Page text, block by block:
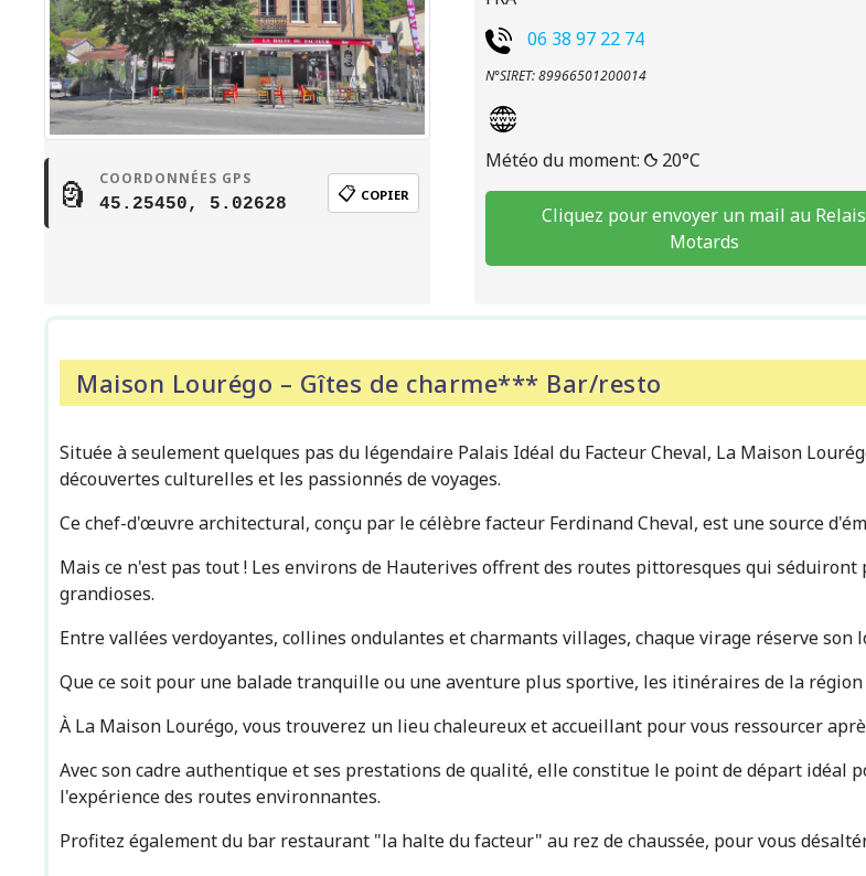
🗿 COORDONNÉES GPS
45.25450, 5.02628 📋 COPIER
06 38 97 22 74
N°SIRET: 89966501200014
Météo du moment: 20°C
Cliquez pour envoyer un mail au Relais
Motards
Maison Lourégo – Gîtes de charme*** Bar/resto
Située à seulement quelques pas du légendaire Palais Idéal du Facteur Cheval, La Maison
découvertes culturelles et les passionnés de voyages.
Ce chef-d'œuvre architectural, conçu par le célèbre facteur Ferdinand Cheval, est une source
Mais ce n'est pas tout ! Les environs de Hauterives offrent des routes pittoresques qui
grandioses.
Entre vallées verdoyantes, collines ondulantes et charmants villages, chaque virage réserve son
Que ce soit pour une balade tranquille ou une aventure plus sportive, les itinéraires de la
À La Maison Lourégo, vous trouverez un lieu chaleureux et accueillant pour vous ressourcer
Avec son cadre authentique et ses prestations de qualité, elle constitue le point de départ
l'expérience des routes environnantes.
Profitez également du bar restaurant "la halte du facteur" au rez de chaussée, pour vous